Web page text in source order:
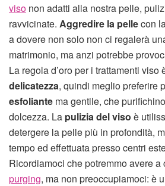
viso non adatti alla nostra pelle,
ravvicinate. Aggredire la pellecon
a dovere non solo non ci regalerà
matrimonio, ma anzi potrebbe
La regola d’oro per i trattamenti viso
delicatezza, quindi meglio preferire
esfoliante ma gentile, che
dolcezza. La pulizia del viso è
detergere la pelle più in profondità,
tempo ed effettuata presso centri
Ricordiamoci che potremmo avere a
purging, ma non preoccupiamoci: è